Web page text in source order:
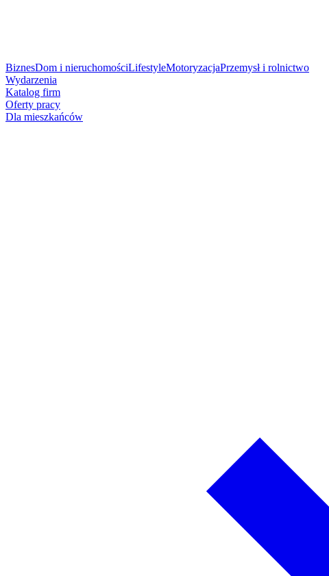
BiznesDom i nieruchomościLifestyleMotoryzacjaPrzemysł i rolnictwo
Wydarzenia
Katalog firm
Oferty pracy
Dla mieszkańców